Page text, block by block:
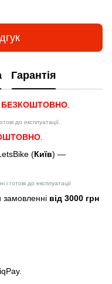
Гарантія
БЕЗКОШТОВНО
до експлуатації.
.
(Київ) —
готові до експлуатації
від 3000 грн